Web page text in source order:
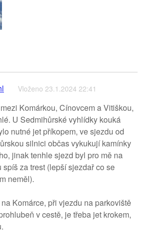
Vloženo 23.1.2024 22:41
Komárkou, Cínovcem a Vitiškou,
U Sedmihůrské vyhlídky kouká
nutné jet příkopem, ve sjezdu od
silnici občas vykukují kamínky
jinak tenhle sjezd byl pro mě na
za trest (lepší sjezdař co se
neměl).
Komárce, při vjezdu na parkoviště
v cestě, je třeba jet krokem,